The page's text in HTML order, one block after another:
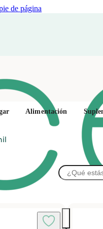
de página
Buscar
Alimentación